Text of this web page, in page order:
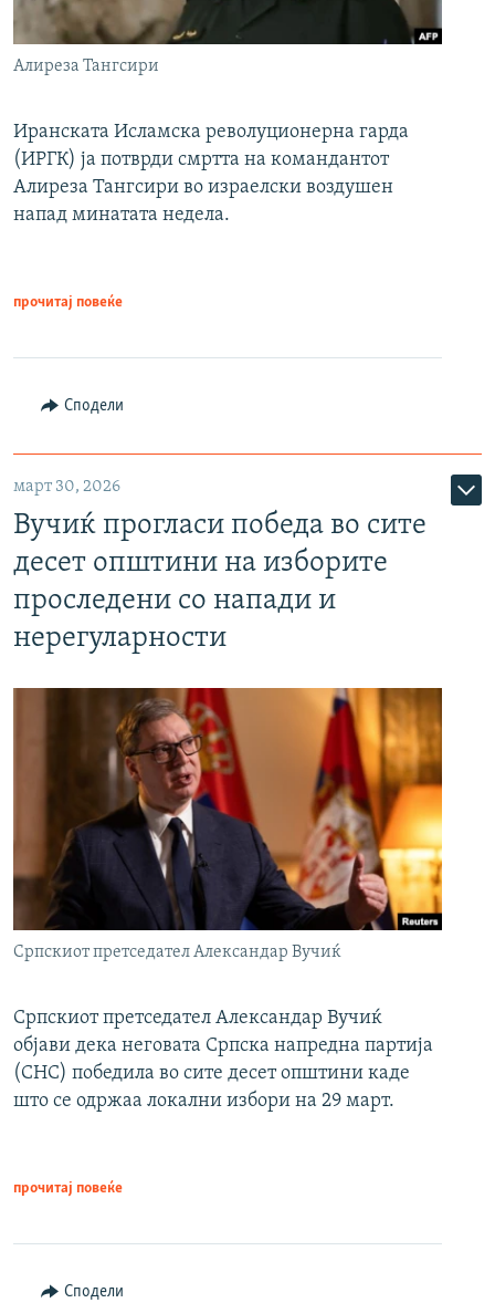
Алиреза Тангсири
Иранската Исламска револуционерна гарда
(ИРГК) ја потврди смртта на командантот
Алиреза Тангсири во израелски воздушен
напад минатата недела.
прочитај повеќе
Сподели
март 30, 2026
Вучиќ прогласи победа во сите
десет општини на изборите
проследени со напади и
нерегуларности
Српскиот претседател Александар Вучиќ
Српскиот претседател Александар Вучиќ
објави дека неговата Српска напредна партија
(СНС) победила во сите десет општини каде
што се одржаа локални избори на 29 март.
прочитај повеќе
Сподели